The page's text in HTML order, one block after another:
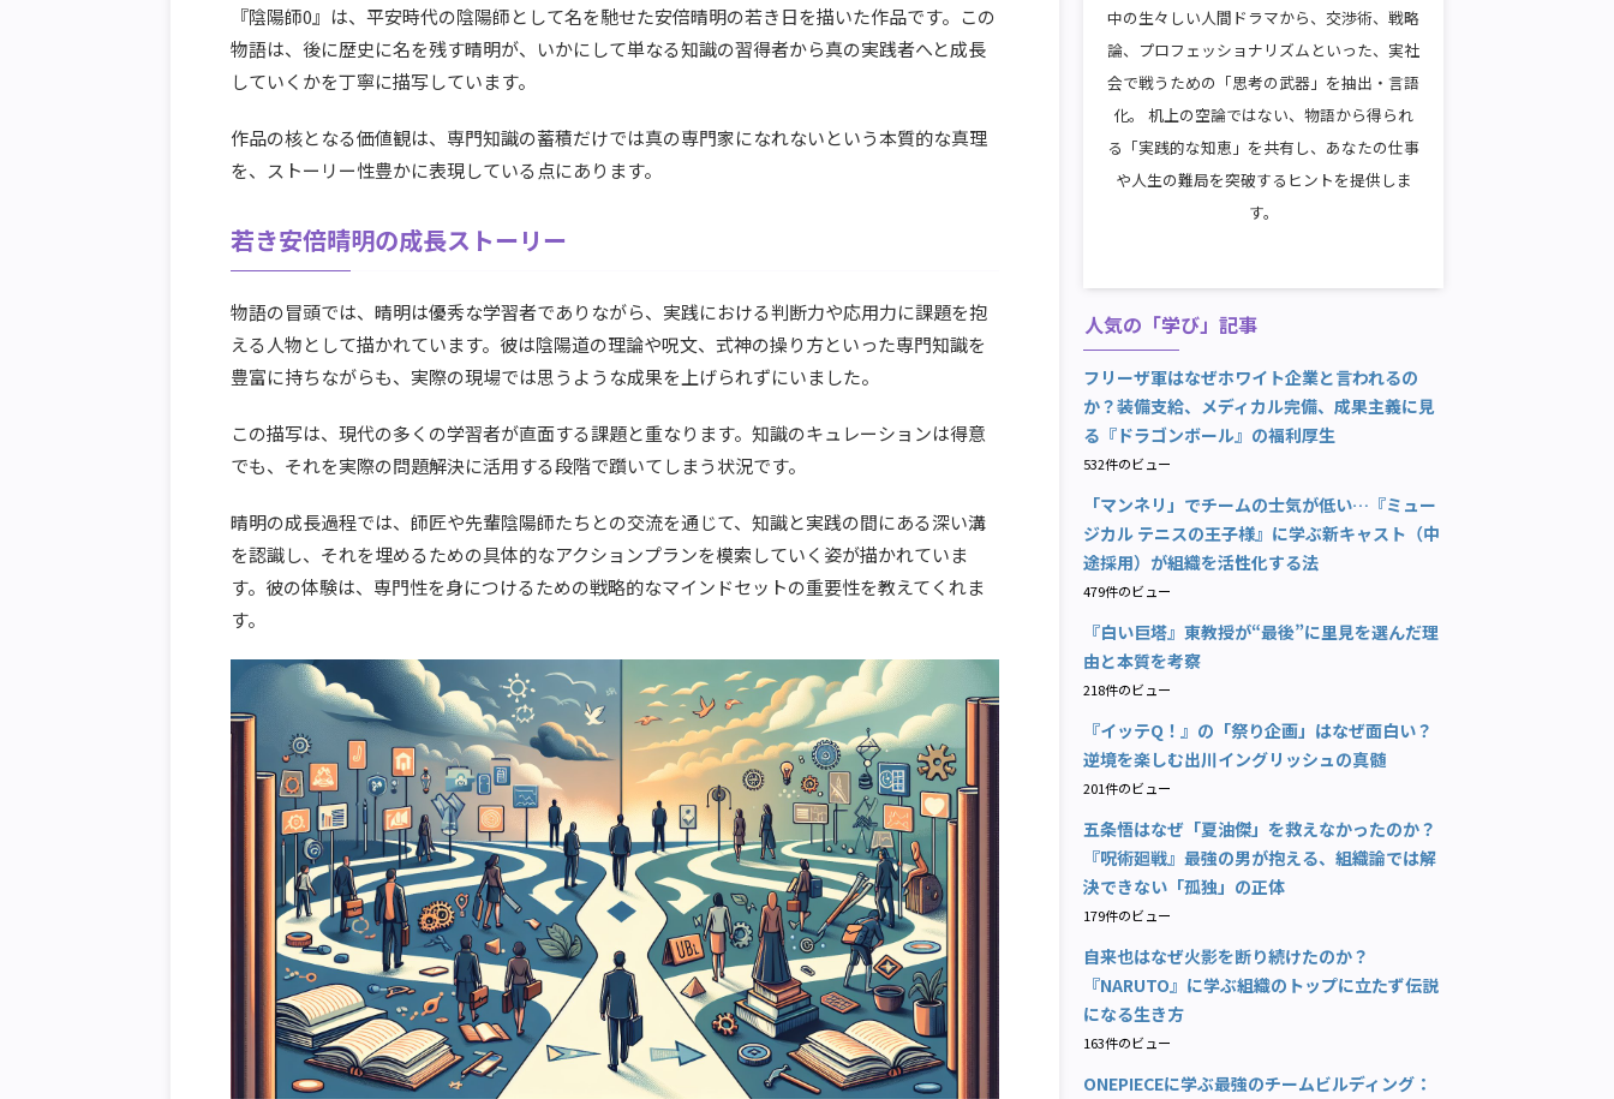
『陰陽師0』は、平安時代の陰陽師として名を馳せた安倍晴明の若き日を描いた作品です。この
物語は、後に歴史に名を残す晴明が、いかにして単なる知識の習得者から真の実践者へと成長
していくかを丁寧に描写しています。
作品の核となる価値観は、専門知識の蓄積だけでは真の専門家になれないという本質的な真理
を、ストーリー性豊かに表現している点にあります。
若き安倍晴明の成長ストーリー
物語の冒頭では、晴明は優秀な学習者でありながら、実践における判断力や応用力に課題を抱
える人物として描かれています。彼は陰陽道の理論や呪文、式神の操り方といった専門知識を
豊富に持ちながらも、実際の現場では思うような成果を上げられずにいました。
この描写は、現代の多くの学習者が直面する課題と重なります。知識のキュレーションは得意
でも、それを実際の問題解決に活用する段階で躓いてしまう状況です。
晴明の成長過程では、師匠や先輩陰陽師たちとの交流を通じて、知識と実践の間にある深い溝
を認識し、それを埋めるための具体的なアクションプランを模索していく姿が描かれていま
す。彼の体験は、専門性を身につけるための戦略的なマインドセットの重要性を教えてくれま
す。
中の生々しい人間ドラマから、交渉術、戦略
論、プロフェッショナリズムといった、実社
会で戦うための「思考の武器」を抽出・言語
化。 机上の空論ではない、物語から得られ
る「実践的な知恵」を共有し、あなたの仕事
や人生の難局を突破するヒントを提供しま
す。
人気の「学び」記事
フリーザ軍はなぜホワイト企業と言われるの
か？装備支給、メディカル完備、成果主義に見
る『ドラゴンボール』の福利厚生
532件のビュー
「マンネリ」でチームの士気が低い…『ミュー
ジカル テニスの王子様』に学ぶ新キャスト（中
途採用）が組織を活性化する法
479件のビュー
『白い巨塔』東教授が“最後”に里見を選んだ理
由と本質を考察
218件のビュー
『イッテQ！』の「祭り企画」はなぜ面白い？
逆境を楽しむ出川イングリッシュの真髄
201件のビュー
五条悟はなぜ「夏油傑」を救えなかったのか？
『呪術廻戦』最強の男が抱える、組織論では解
決できない「孤独」の正体
179件のビュー
自来也はなぜ火影を断り続けたのか？
『NARUTO』に学ぶ組織のトップに立たず伝説
になる生き方
163件のビュー
ONEPIECEに学ぶ最強のチームビルディング：